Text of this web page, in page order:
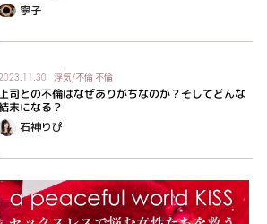
寧子
浮気/不倫 不倫
上司との不倫はなぜありがちなのか？そしてどんな
末になる？
石神りぴ